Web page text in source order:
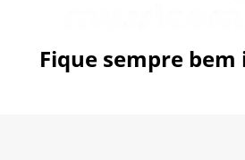
Fique sempre